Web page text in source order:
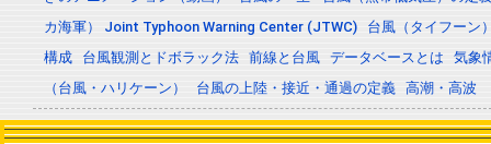
カ海軍） Joint Typhoon Warning Center (JTWC)
台風（タイフーン
構成
台風観測とドボラック法 前線と台風 データベースとは
気象
（台風・ハリケーン）
台風の上陸・接近・通過の定義 高潮・高波